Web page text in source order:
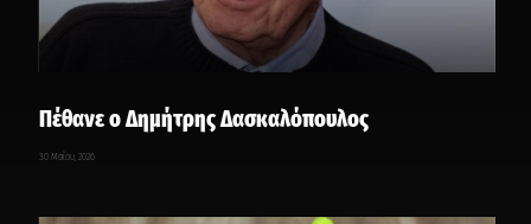
Πέθανε ο Δημήτρης Δασκαλόπουλος
30 Μαΐου, 2026